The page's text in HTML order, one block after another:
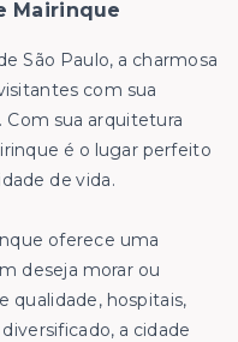
Mairinque
São Paulo, a charmosa
com sua
Com sua arquitetura
é o lugar perfeito
de vida.
oferece uma
deseja morar ou
qualidade, hospitais,
a cidade